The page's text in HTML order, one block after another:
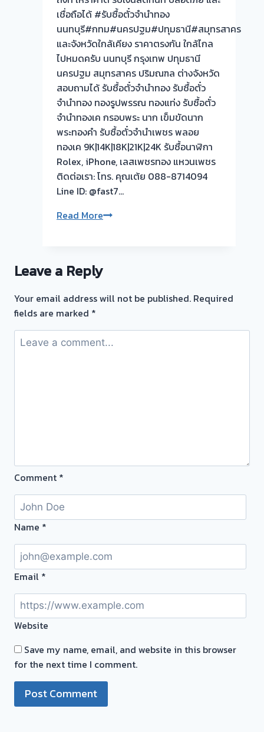
ได้
📲
ประเมิน
ฟรี
เชื่อถือได้ #รับซื้อตั๋วจำนำทอง
นนทบุรี#กทม#นครปฐม#ปทุมธานี#สมุทรสาคร
และจังหวัดใกล้เคียง ราคาตรงกัน ใกล้ไกล
ไปหมดครับ นนทบุรี กรุงเทพ ปทุมธานี
นครปฐม สมุทรสาคร ปริมณฑล ต่างจังหวัด
สอบถามได้ รับซื้อตั๋วจำนำทอง รับซื้อตั๋ว
จำนำทอง ทองรูปพรรณ ทองแท่ง รับซื้อตั๋ว
จำนำทองเค กรอบพระ นาก เข็มขัดนาก
พระทองคำ รับซื้อตั๋วจำนำเพชร พลอย
ทองเค 9K|14K|18K|21K|24K รับซื้อนาฬิกา
Rolex, iPhone, เลสเพชรทอง แหวนเพชร
ติดต่อเรา: โทร. คุณเต้ย 088-8714094
Line ID: @fast7…
Read Moreรับ
ทอง
รับ
ตั่ว
จำนำ
ให้
สูง
Leave a Reply
Your email address will not be published. Required
fields are marked *
Comment *
Name *
Email *
Website
Save my name, email, and website in this browser
for the next time I comment.